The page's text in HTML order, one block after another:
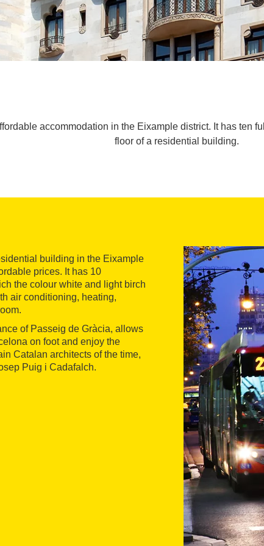
accommodation in the Eixample district. It has ten
floor of a residential building.
building in the Eixample
prices. It has 10
the colour white and light birch
air conditioning, heating,
of Passeig de Gràcia, allows
on foot and enjoy the
Catalan architects of the time,
Puig i Cadafalch.